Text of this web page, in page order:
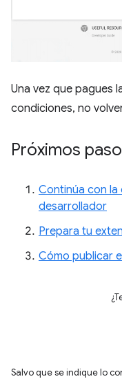
Una vez que pagues
condiciones, no
Próximos
Continúa con
desarrollador
Prepara tu
Cómo publicar
Salvo que se indique lo